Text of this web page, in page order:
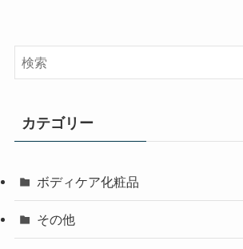
カテゴリー
ボディケア化粧品
その他